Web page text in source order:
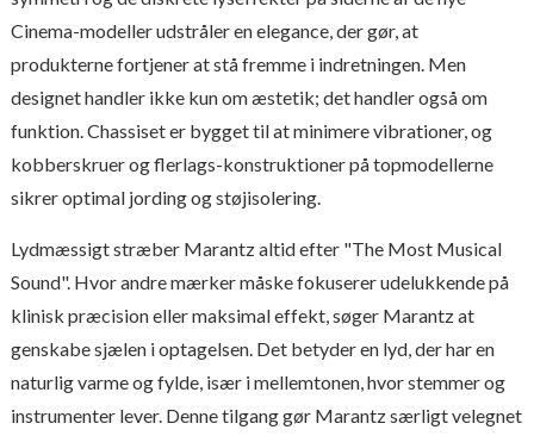
Cinema-modeller udstråler en elegance, der gør, at
produkterne fortjener at stå fremme i indretningen. Men
designet handler ikke kun om æstetik; det handler også om
funktion. Chassiset er bygget til at minimere vibrationer, og
kobberskruer og flerlags-konstruktioner på topmodellerne
sikrer optimal jording og støjisolering.
Lydmæssigt stræber Marantz altid efter "The Most Musical
Sound". Hvor andre mærker måske fokuserer udelukkende på
klinisk præcision eller maksimal effekt, søger Marantz at
genskabe sjælen i optagelsen. Det betyder en lyd, der har en
naturlig varme og fylde, især i mellemtonen, hvor stemmer og
instrumenter lever. Denne tilgang gør Marantz særligt velegnet